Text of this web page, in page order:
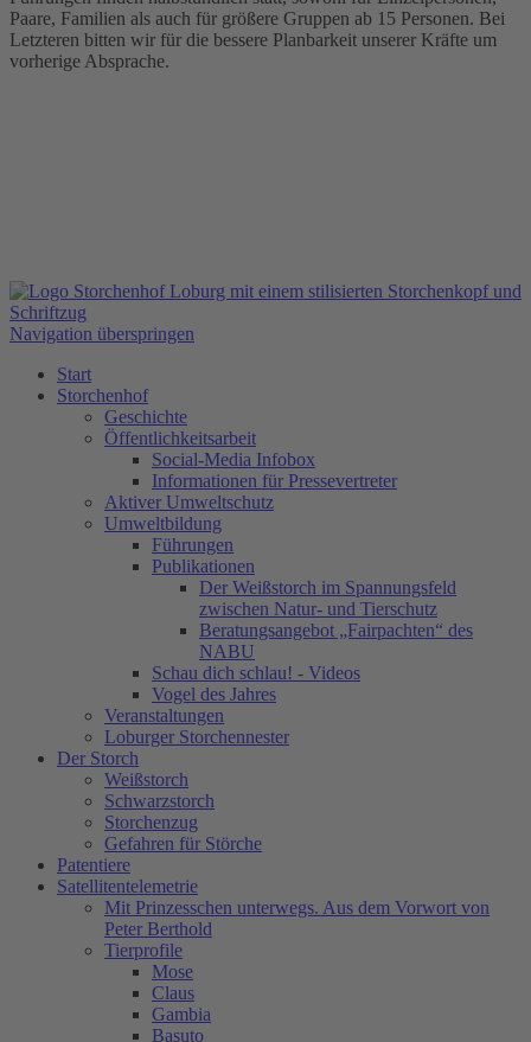
Paare, Familien als auch für größere Gruppen ab 15 Personen. Bei
Letzteren bitten wir für die bessere Planbarkeit unserer Kräfte um
vorherige Absprache.
Navigation überspringen
Start
Storchenhof
Geschichte
Öffentlichkeitsarbeit
Social-Media Infobox
Informationen für Pressevertreter
Aktiver Umweltschutz
Umweltbildung
Führungen
Publikationen
Der Weißstorch im Spannungsfeld
zwischen Natur- und Tierschutz
Beratungsangebot „Fairpachten“ des
NABU
Schau dich schlau! - Videos
Vogel des Jahres
Veranstaltungen
Loburger Storchennester
Der Storch
Weißstorch
Schwarzstorch
Storchenzug
Gefahren für Störche
Patentiere
Satellitentelemetrie
Mit Prinzesschen unterwegs. Aus dem Vorwort von
Peter Berthold
Tierprofile
Mose
Claus
Gambia
Basuto